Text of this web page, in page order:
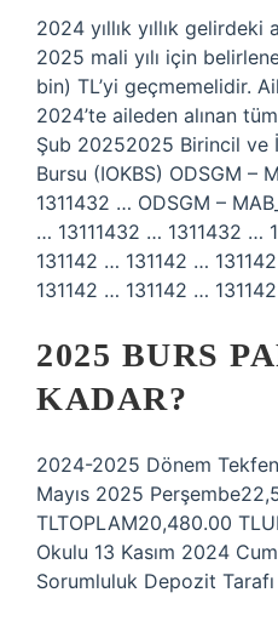
2024 yıllık yıllık gelirdeki
2025 mali yılı için
bin) TL’yi geçmemelidir.
2024’te aileden alınan
Şub 20252025 Birincil ve
Bursu (IOKBS) ODSGM –
1311432 … ODSGM –
… 13111432 … 1311432 …
131142 … 131142 …
131142 … 131142 …
2025 BURS
KADAR?
2024-2025 Dönem Tekfen
Mayıs 2025
TLTOPLAM20,480.00
Okulu 13 Kasım 2024
Sorumluluk Depozit